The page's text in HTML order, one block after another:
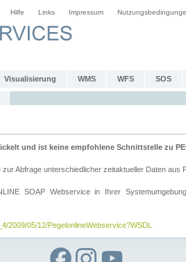
Hilfe Links Impressum
Visualisierung WMS WFS SOS
und ist keine empfohlene Schnittstelle zu
Abfrage unterschiedlicher zeitaktueller Daten aus
SOAP Webservice in Ihrer
2009/05/12/PegelonlineWebservice?WSDL